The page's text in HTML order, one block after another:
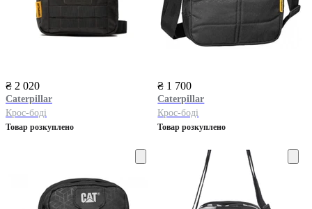
₴ 2 020
Caterpillar
Крос-боді
Товар розкуплено
₴ 1 700
Caterpillar
Крос-боді
Товар розкуплено